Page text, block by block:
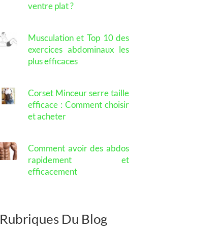
ventre plat ?
Musculation et Top 10 des
exercices abdominaux les
plus efficaces
Corset Minceur serre taille
efficace : Comment choisir
et acheter
Comment avoir des abdos
rapidement et
efficacement
Rubriques Du Blog